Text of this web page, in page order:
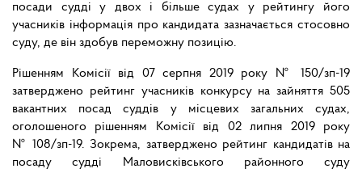
посади судді у двох і більше судах у рейтингу його
учасників інформація про кандидата зазначається стосовно
суду, де він здобув переможну позицію.
Рішенням Комісії від 07 серпня 2019 року № 150/зп-19
затверджено рейтинг учасників конкурсу на зайняття 505
вакантних посад суддів у місцевих загальних судах,
оголошеного рішенням Комісії від 02 липня 2019 року
№ 108/зп-19. Зокрема, затверджено рейтинг кандидатів на
посаду судді Маловисківського районного суду